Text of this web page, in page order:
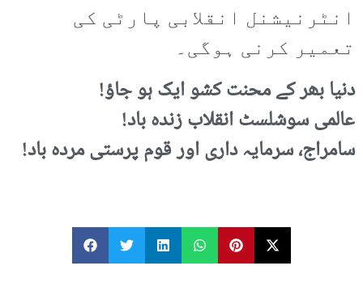
انٹرنیشنل انقلابی پارٹی کی
تعمیر کرنی ہوگی۔
دنیا بھر کے محنت کشو ایک ہو جاؤ!
عالمی سوشلسٹ انقلاب زندہ باد!
سامراج، سرمایہ داری اور قوم پرستی مردہ باد!